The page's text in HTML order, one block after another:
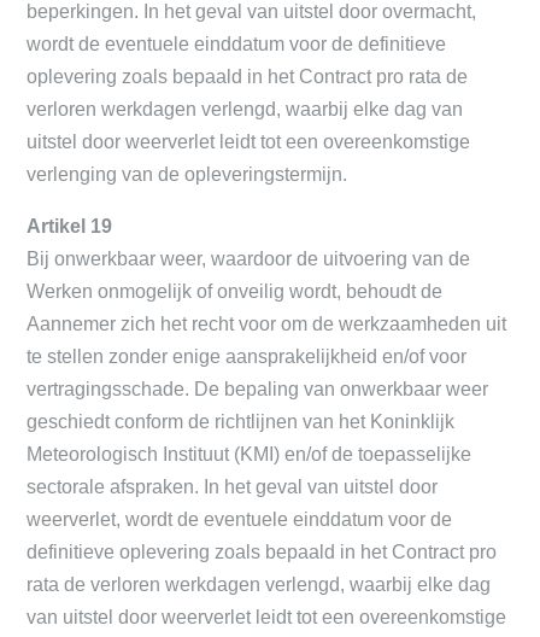
beperkingen. In het geval van uitstel door overmacht,
wordt de eventuele einddatum voor de definitieve
oplevering zoals bepaald in het Contract pro rata de
verloren werkdagen verlengd, waarbij elke dag van
uitstel door weerverlet leidt tot een overeenkomstige
verlenging van de opleveringstermijn.
Artikel 19
Bij onwerkbaar weer, waardoor de uitvoering van de
Werken onmogelijk of onveilig wordt, behoudt de
Aannemer zich het recht voor om de werkzaamheden uit
te stellen zonder enige aansprakelijkheid en/of voor
vertragingsschade. De bepaling van onwerkbaar weer
geschiedt conform de richtlijnen van het Koninklijk
Meteorologisch Instituut (KMI) en/of de toepasselijke
sectorale afspraken. In het geval van uitstel door
weerverlet, wordt de eventuele einddatum voor de
definitieve oplevering zoals bepaald in het Contract pro
rata de verloren werkdagen verlengd, waarbij elke dag
van uitstel door weerverlet leidt tot een overeenkomstige